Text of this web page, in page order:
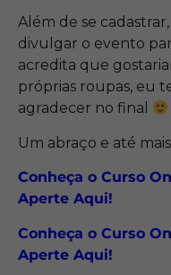
Além de se
divulgar o evento
acredita que
próprias roupas, eu
agradecer no final
Um abraço e até
Conheça o Curso
Aperte Aqui!
Conheça o Curso
Aperte Aqui!